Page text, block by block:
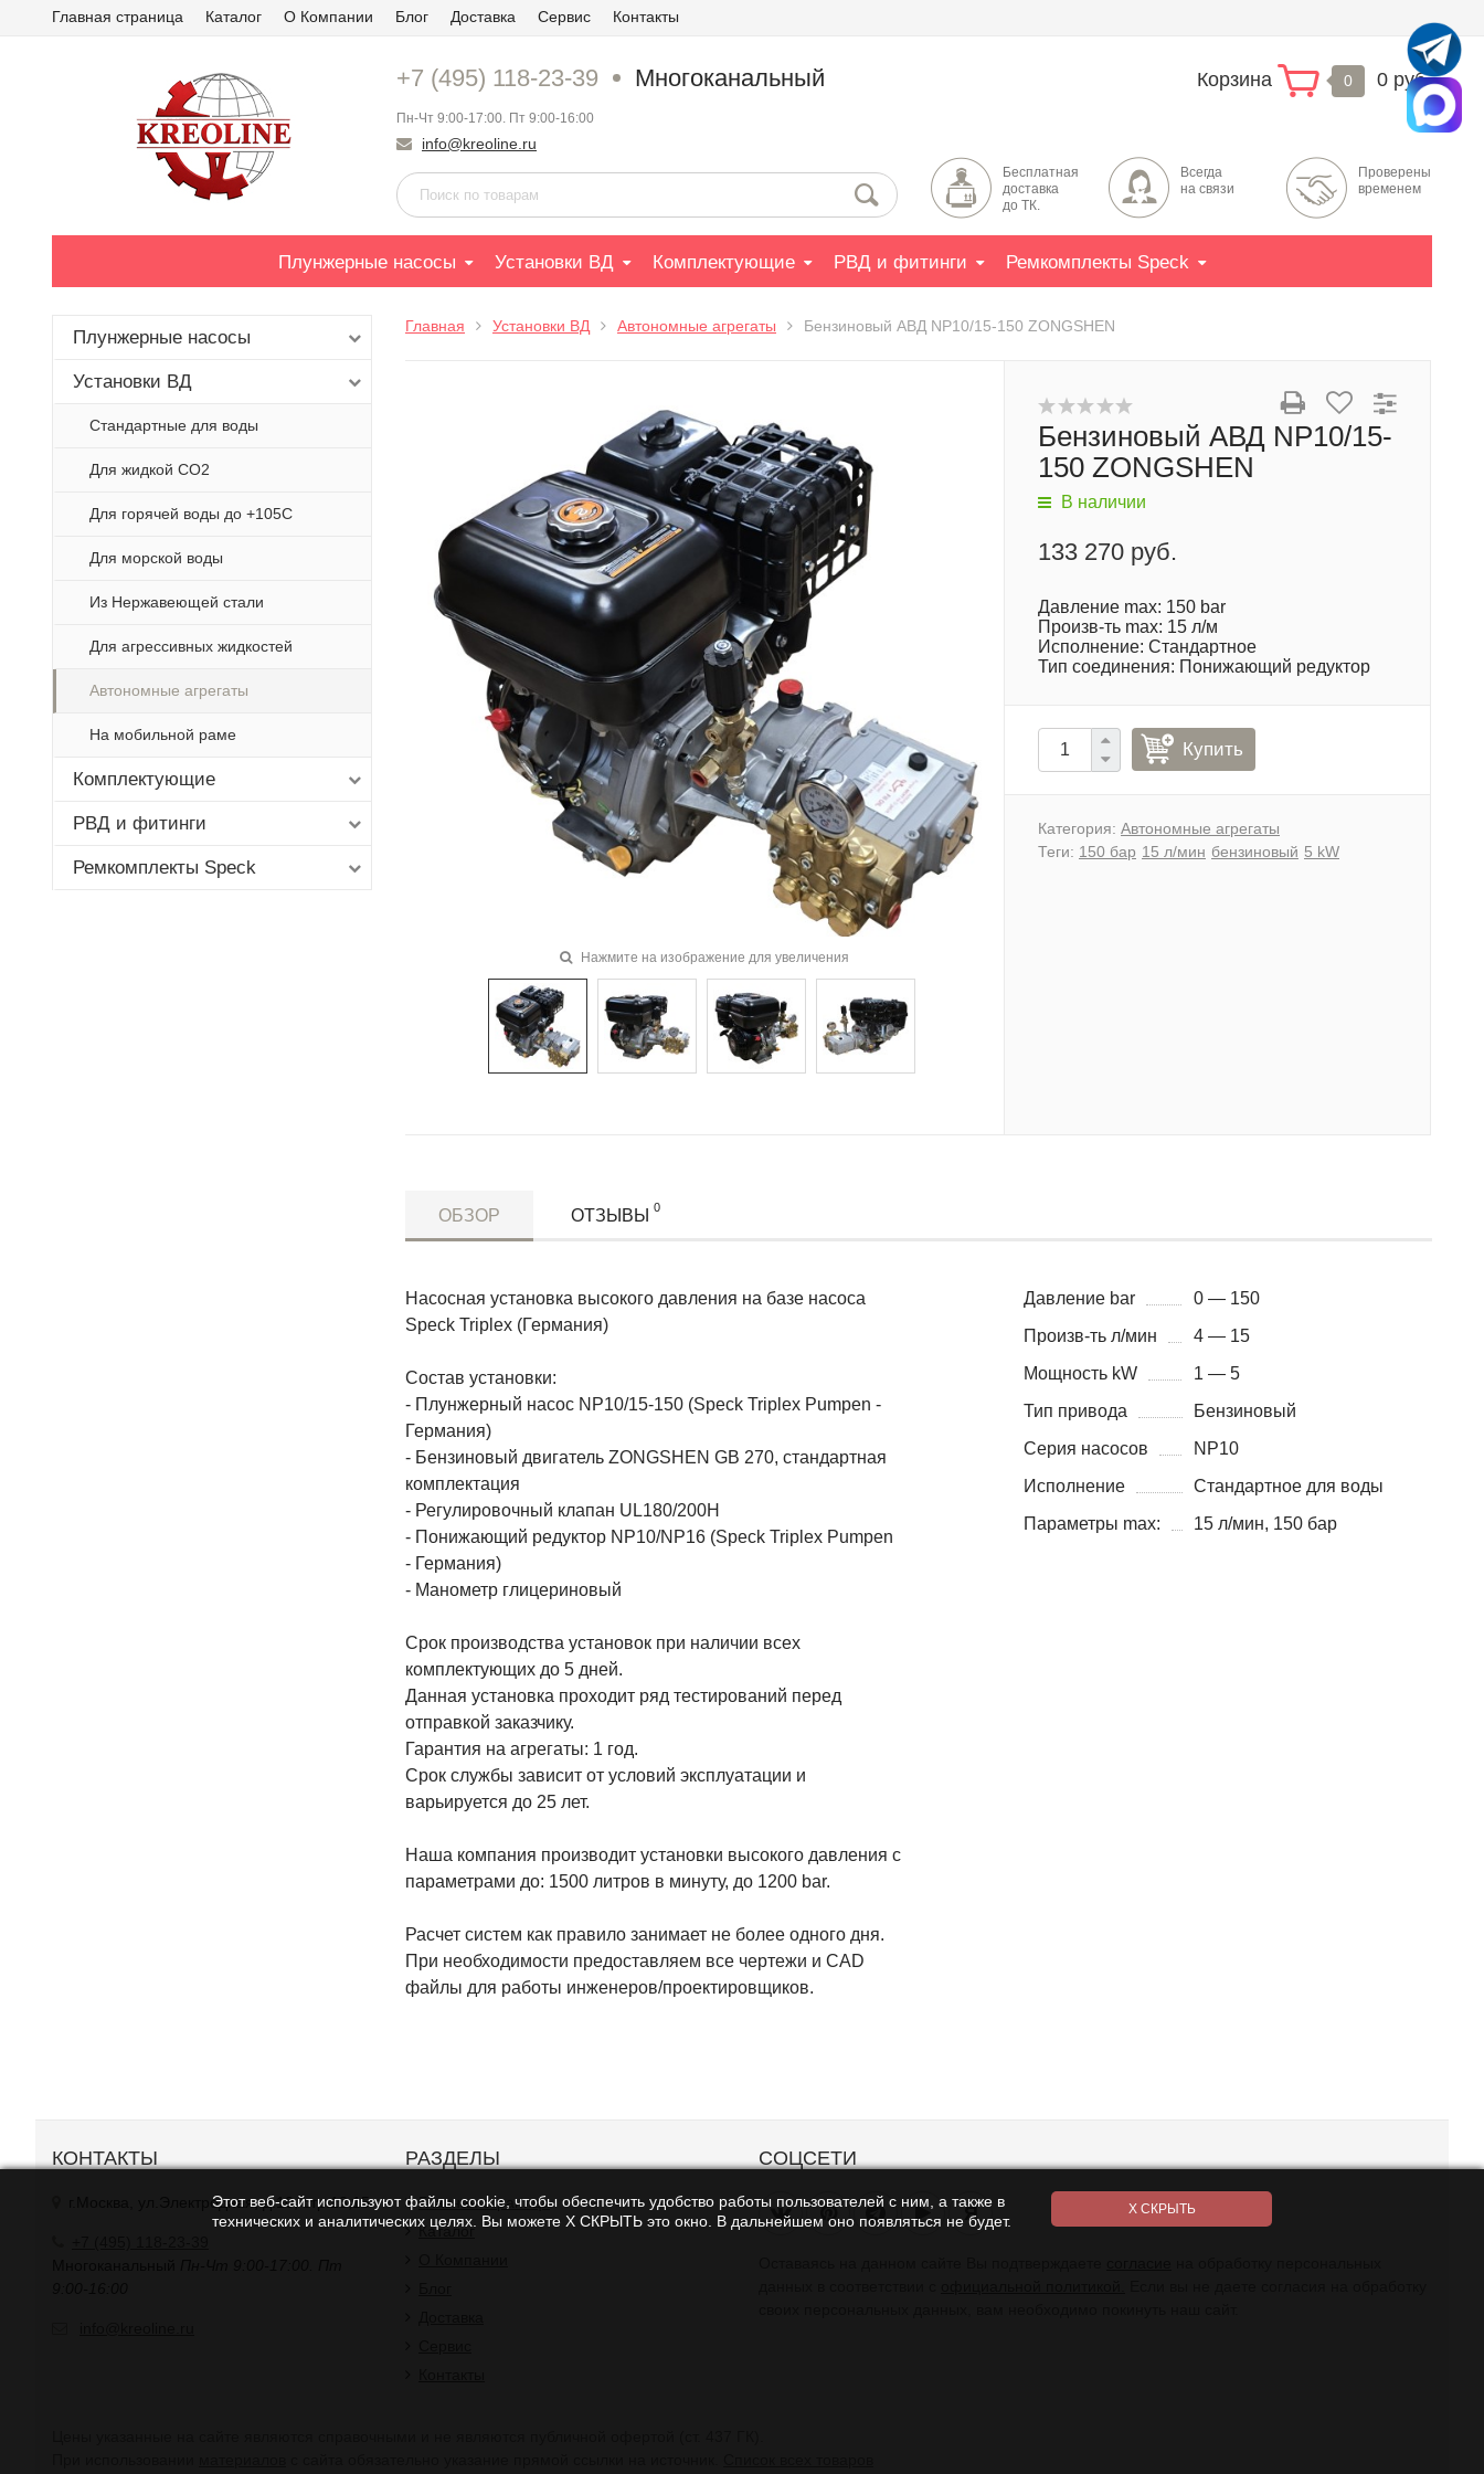
Главная страница Каталог О Компании Блог Доставка Сервис Контакты
+7 (495) 118-23-39 Многоканальный
Пн-Чт 9:00-17:00. Пт 9:00-16:00
info@kreoline.ru
Корзина 0 0 руб.
Бесплатная
доставка
до ТК.
Всегда
на связи
Проверены
временем
Плунжерные насосы Установки ВД Комплектующие РВД и фитинги Ремкомплекты Speck
Плунжерные насосы
Установки ВД
Стандартные для воды
Для жидкой СО2
Для горячей воды до +105С
Для морской воды
Из Нержавеющей стали
Для агрессивных жидкостей
Автономные агрегаты
На мобильной раме
Комплектующие
РВД и фитинги
Ремкомплекты Speck
Главная Установки ВД Автономные агрегаты Бензиновый АВД NP10/15-150 ZONGSHEN
Нажмите на изображение для увеличения
Бензиновый АВД NP10/15-
150 ZONGSHEN
В наличии
133 270 руб.
Давление max: 150 bar
Произв-ть max: 15 л/м
Исполнение: Стандартное
Тип соединения: Понижающий редуктор
Купить
Категория: Автономные агрегаты
Теги: 150 бар 15 л/мин бензиновый 5 kW
ОБЗОР ОТЗЫВЫ 0
Насосная установка высокого давления на базе насоса
Speck Triplex (Германия)
Состав установки:
- Плунжерный насос NP10/15-150 (Speck Triplex Pumpen -
Германия)
- Бензиновый двигатель ZONGSHEN GB 270, стандартная
комплектация
- Регулировочный клапан UL180/200H
- Понижающий редуктор NP10/NP16 (Speck Triplex Pumpen
- Германия)
- Манометр глицериновый
Срок производства установок при наличии всех
комплектующих до 5 дней.
Данная установка проходит ряд тестирований перед
отправкой заказчику.
Гарантия на агрегаты: 1 год.
Срок службы зависит от условий эксплуатации и
варьируется до 25 лет.
Наша компания производит установки высокого давления с
параметрами до: 1500 литров в минуту, до 1200 bar.
Расчет систем как правило занимает не более одного дня.
При необходимости предоставляем все чертежи и CAD
файлы для работы инженеров/проектировщиков.
Давление bar
0 — 150
Произв-ть л/мин
4 — 15
Мощность kW
1 — 5
Тип привода
Бензиновый
Серия насосов
NP10
Исполнение
Стандартное для воды
Параметры max:
15 л/мин, 150 бар
КОНТАКТЫ
г.Москва, ул.Электродная, д.10, стр.13,15
РАЗДЕЛЫ
Главная страница
Каталог
СОЦСЕТИ
Я
Этот веб-сайт используют файлы cookie, чтобы обеспечить удобство работы пользователей с ним, а также в
технических и аналитических целях. Вы можете Х СКРЫТЬ это окно. В дальнейшем оно появляться не будет.